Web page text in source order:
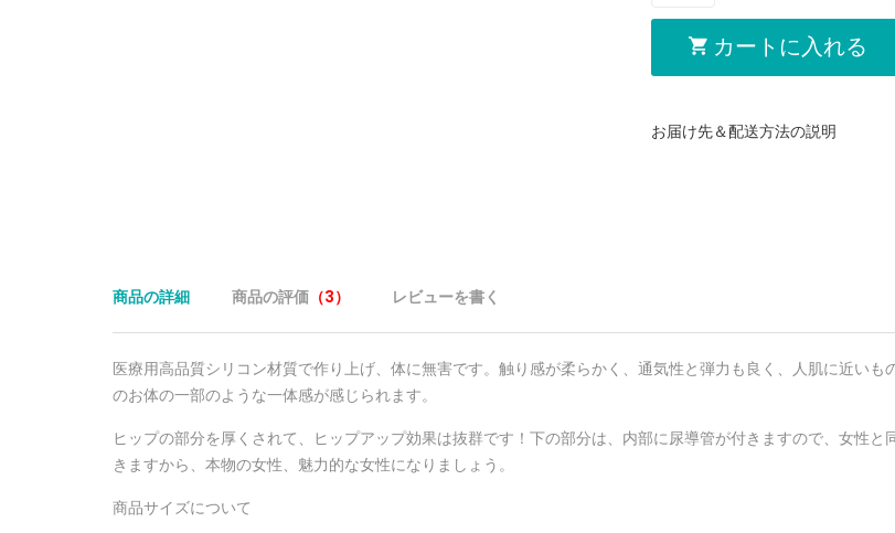
カートに入れる
お届け先＆配送方法の説明
商品の詳細 商品の評価 （3） レビューを書く
医療用高品質シリコン材質で作り上げ、体に無害です。触り感が柔らかく、通気性と弾力も良く、人肌に近い
のお体の一部のような一体感が感じられます。
ヒップの部分を厚くされて、ヒップアップ効果は抜群です！下の部分は、内部に尿導管が付きますので、女性
きますから、本物の女性、魅力的な女性になりましょう。
商品サイズについて